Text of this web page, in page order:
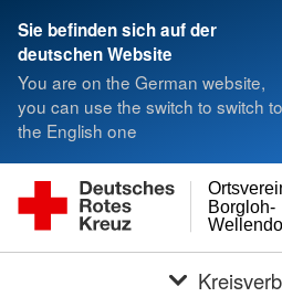
Sie befinden sich auf der
deutschen Website
You are on the German website,
you can use the switch to switch to
the English one
Borgloh-